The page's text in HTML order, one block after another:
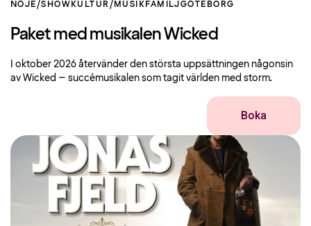
NÖJE/SHOW KULTUR/MUSIK FAMILJGÖTEBORG
Paket med musikalen Wicked
I oktober 2026 återvänder den största uppsättningen någonsin
av Wicked – succémusikalen som tagit världen med storm.
Boka